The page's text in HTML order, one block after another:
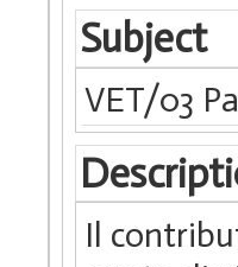
Subject
VET/03
Il